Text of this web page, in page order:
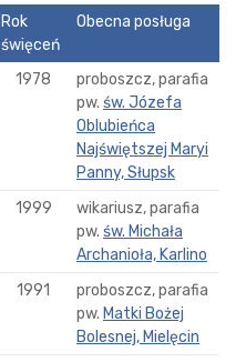
Rok
święceń
Obecna posługa
1978
proboszcz, parafia
pw. św. Józefa
Oblubieńca
Najświętszej Maryi
Panny, Słupsk
1999
wikariusz, parafia
pw. św. Michała
Archanioła, Karlino
1991
proboszcz, parafia
pw. Matki Bożej
Bolesnej, Mielęcin